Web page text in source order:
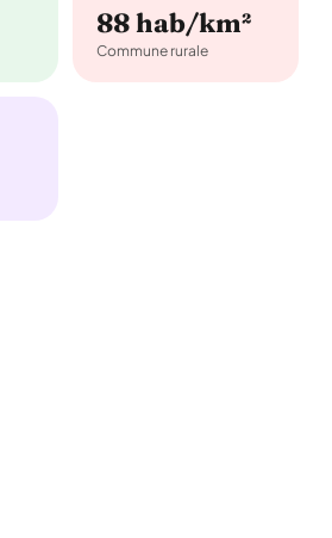
88 hab/km²
Commune rurale